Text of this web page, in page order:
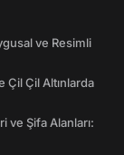
ve Resimli
Çil Çil Altınlarda
ve Şifa Alanları: